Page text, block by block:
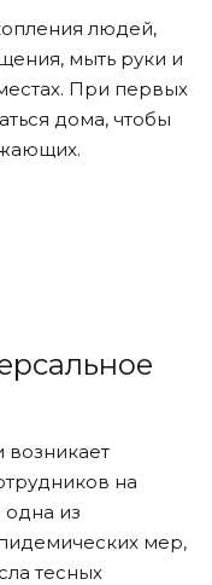
людей,
мыть руки и
При первых
дома, чтобы
возникает
на
одна из
мер,
тесных